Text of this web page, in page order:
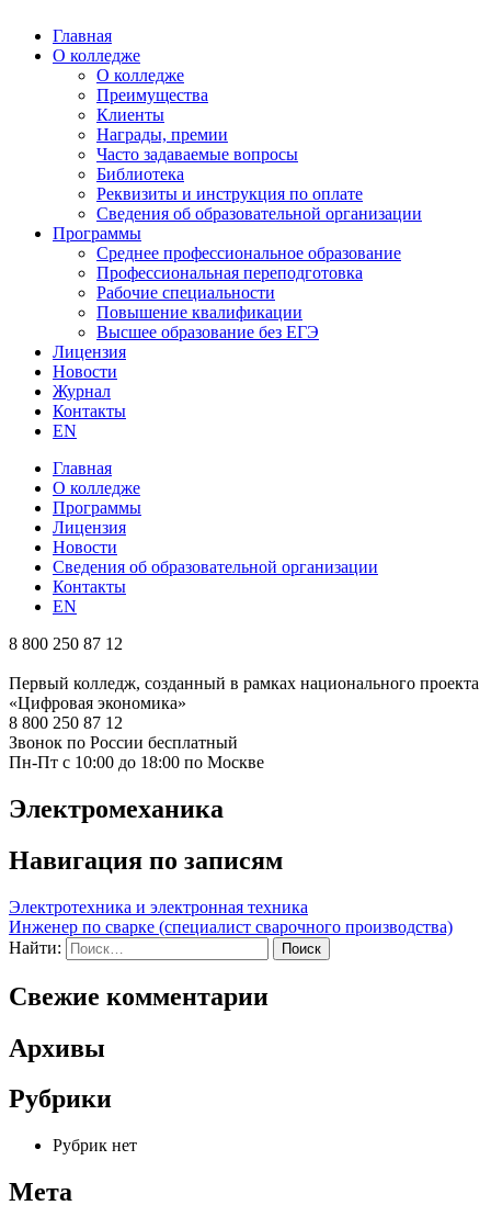
Главная
О колледже
О колледже
Преимущества
Клиенты
Награды, премии
Часто задаваемые вопросы
Библиотека
Реквизиты и инструкция по оплате
Сведения об образовательной организации
Программы
Среднее профессиональное образование
Профессиональная переподготовка
Рабочие специальности
Повышение квалификации
Высшее образование без ЕГЭ
Лицензия
Новости
Журнал
Контакты
EN
Главная
О колледже
Программы
Лицензия
Новости
Сведения об образовательной организации
Контакты
EN
8 800 250 87 12
Первый колледж, созданный в рамках национального проекта
«Цифровая экономика»
8 800 250 87 12
Звонок по России бесплатный
Пн-Пт с 10:00 до 18:00 по Москве
Электромеханика
Навигация по записям
Электротехника и электронная техника
Инженер по сварке (специалист сварочного производства)
Найти:
Свежие комментарии
Архивы
Рубрики
Рубрик нет
Мета